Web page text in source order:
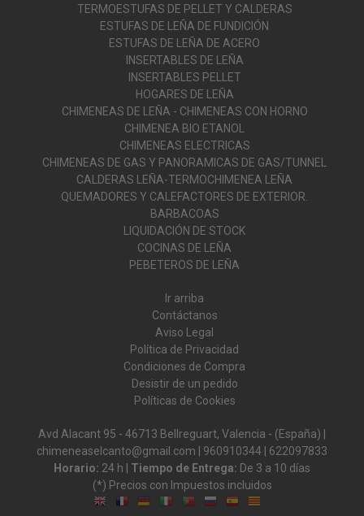
TERMOESTUFAS DE PELLET Y CALDERAS
ESTUFAS DE LEÑA DE FUNDICIÓN
ESTUFAS DE LEÑA DE ACERO
INSERTABLES DE LEÑA
INSERTABLES PELLET
HOGARES DE LEÑA
CHIMENEAS DE LEÑA - CHIMENEAS CON HORNO
CHIMENEA BIO ETANOL
CHIMENEAS ELECTRICAS
CHIMENEAS DE GAS Y PANORAMICAS DE GAS/TUNNEL
CALDERAS LEÑA-TERMOCHIMENEA LEÑA
QUEMADORES Y CALEFACTORES DE EXTERIOR.
BARBACOAS
LIQUIDACIÓN DE STOCK
COCINAS DE LEÑA
PEBETEROS DE LEÑA
Ir arriba
Contáctanos
Aviso Legal
Política de Privacidad
Condiciones de Compra
Desistir de un pedido
Políticas de Cookies
Avd Alacant 95 - 46713 Bellreguart, Valencia - (España) |
chimeneaselcanto@gmail.com | 960910344
622097833
Horario: 24 h | Tiempo de Entrega: De 3 a 10 días
(*) Precios con Impuestos incluidos